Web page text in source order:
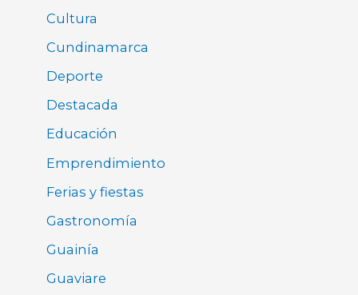
Cultura
Cundinamarca
Deporte
Destacada
Educación
Emprendimiento
Ferias y fiestas
Gastronomía
Guainía
Guaviare